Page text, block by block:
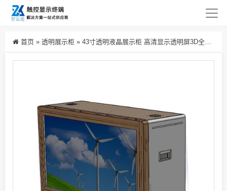
首页 » 透明展示柜 » 43寸透明液晶展示柜 高清显示透明屏3D全息透明屏广告机 lcd液晶生产厂家批发